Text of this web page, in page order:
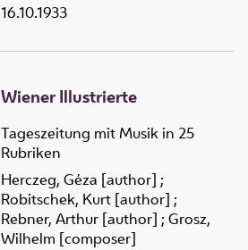
16.10.1933
Wiener Illustrierte
Tageszeitung mit Musik in 25
Rubriken
Herczeg, Géza [author] ;
Robitschek, Kurt [author] ;
Rebner, Arthur [author] ; Grosz,
Wilhelm [composer]